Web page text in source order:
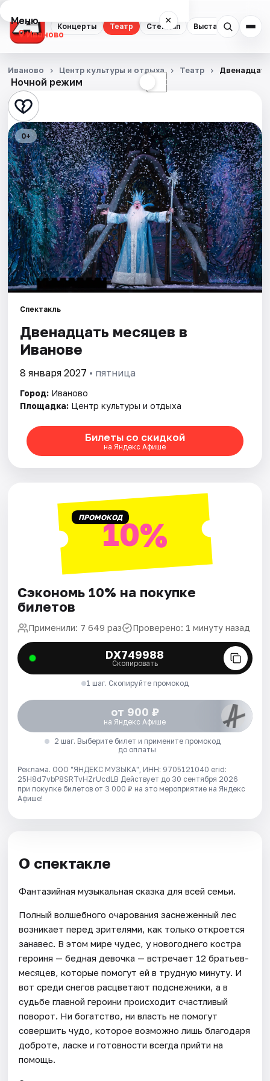
Концерты Театр Стендап Выставки Спорт
Меню ×
Иваново
Концерты
Театр
Стендап
Выставки
Спорт
События
Города
Площадки
Рейтинги
Ночной режим ☾
Иваново Центр культуры и отдыха Театр
0+
Спектакль
Двенадцать месяцев в
Иванове
8 января 2027 • пятница
Город: Иваново
Площадка: Центр культуры и отдыха
Билеты со скидкой
на Яндекс Афише
ПРОМОКОД10%
Сэкономь 10% на покупке
билетов
Применили: 7 649 раз Проверено: 1 минуту назад
DX749988
Скопировать
1 шаг. Скопируйте промокод
от 900 ₽
на Яндекс Афише
2 шаг. Выберите билет и примените промокод
до оплаты
Реклама. ООО "ЯНДЕКС МУЗЫКА", ИНН: 9705121040 erid:
25H8d7vbP8SRTvHZrUcdLB Действует до 30 сентября 2026
при покупке билетов от 3 000 ₽ на это мероприятие на Яндекс
Афише!
О спектакле
Фантазийная музыкальная сказка для всей семьи.
Полный волшебного очарования заснеженный лес
возникает перед зрителями, как только откроется
занавес. В этом мире чудес, у новогоднего костра
героиня — бедная девочка — встречает 12 братьев-
месяцев, которые помогут ей в трудную минуту. И
вот среди снегов расцветают подснежники, а в
судьбе главной героини происходит счастливый
поворот. Ни богатство, ни власть не помогут
совершить чудо, которое возможно лишь благодаря
доброте, ласке и готовности всегда прийти на
помощь.